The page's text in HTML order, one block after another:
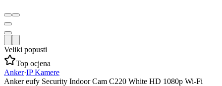
Veliki popusti
Top ocjena
Anker·IP Kamere
Anker eufy Security Indoor Cam C220 White HD 1080p Wi-Fi